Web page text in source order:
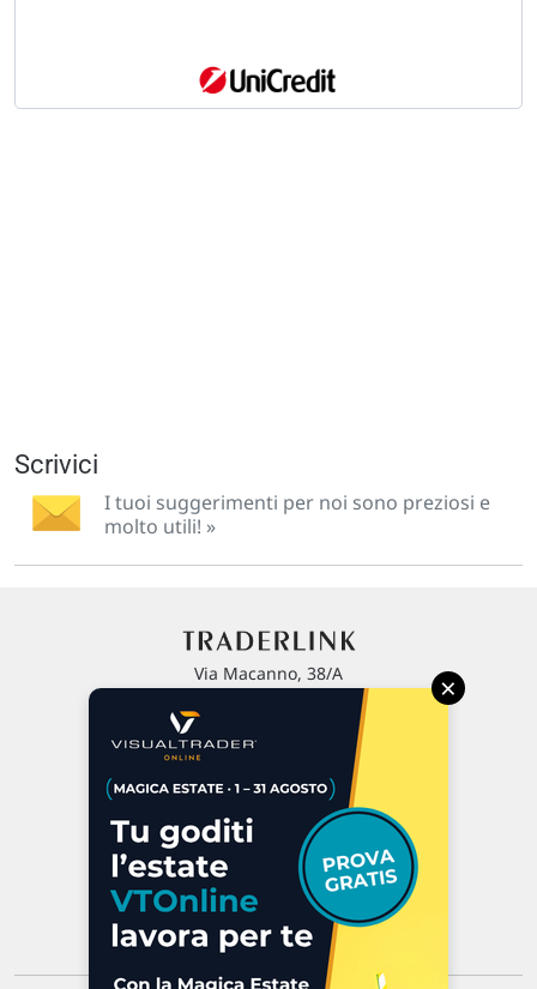
Scrivici
I tuoi suggerimenti per noi sono preziosi e
molto utili! »
Via Macanno, 38/A
P.IVA 02 452 460 401
Chi siamo
Commenti e segnalazioni
Contattaci
×